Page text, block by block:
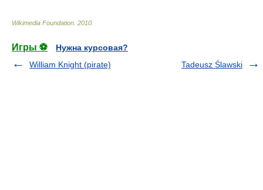
Wikimedia Foundation 2010
Игры ⚽
Нужна курсовая?
William Knight (pirate)
Tadeusz Ślawski